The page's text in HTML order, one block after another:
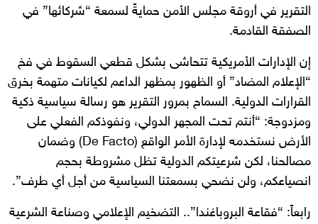
التقرير في أروقة مجلس الأمن حمايةً لسمعة “شركائها” في
الصفقة القادمة.
إن الإدارات الأمريكية تتحاشى بشكل قطعي السقوط في فخ
“الإعلام المضاد” أو الظهور بمظهر الداعم لكيانات متهمة بخرق
القرارات الدولية. السماح بمرور التقرير هو رسالة سياسية ذكية
ومزدوجة: “أنتم تحت المجهر الدولي، ونفوذكم الفعلي على
الأرض نستخدمه لإدارة الأمر الواقع (De Facto) وضمان
مصالحنا، لكن شرعيتكم الدولية تظل مشروطة بحجم
انصياعكم، ولن نضحي بسمعتنا السياسية من أجل أي طرف”.
رابعاً: “فقاعة البروباغندا”.. التضخيم الإعلامي وصناعة الشرعية